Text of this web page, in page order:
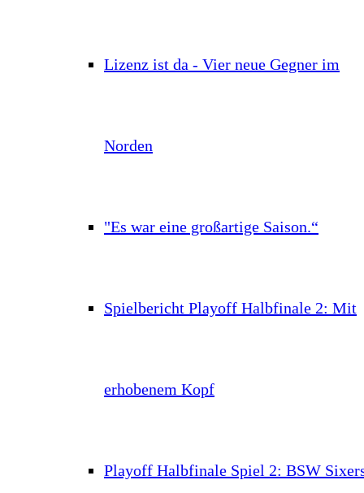
Lizenz ist da - Vier neue Gegner im
Norden
"Es war eine großartige Saison.“
Spielbericht Playoff Halbfinale 2: Mit
erhobenem Kopf
Playoff Halbfinale Spiel 2: BSW